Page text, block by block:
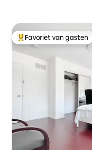
Topfavoriet van gasten
Favoriet van gasten